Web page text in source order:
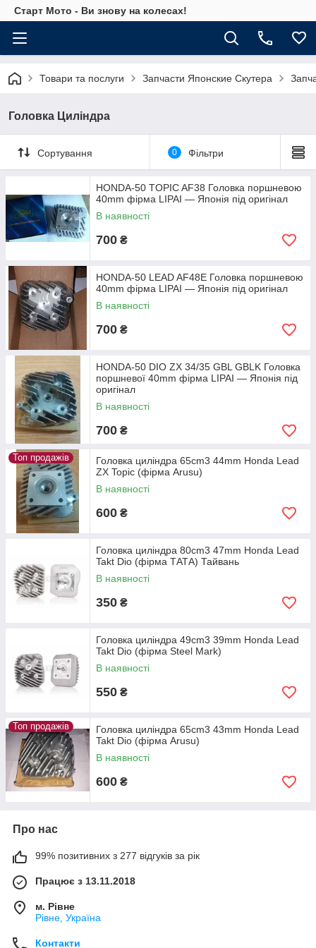
Старт Мото - Ви знову на колесах!
Товари та послуги Запчасти Японские Скутера
Головка Циліндра
Сортування 0 Фільтри
HONDA-50 TOPIC AF38 Головка поршневою
40mm фірма LIPAI — Японія під оригінал
В наявності
700 ₴
HONDA-50 LEAD AF48E Головка поршневою
40mm фірма LIPAI — Японія під оригінал
В наявності
700 ₴
HONDA-50 DIO ZX 34/35 GBL GBLK Головка
поршневої 40mm фірма LIPAI — Японія під
оригінал
В наявності
700 ₴
Топ продажів
Головка циліндра 65cm3 44mm Honda Lead
ZX Topic (фірма Arusu)
В наявності
600 ₴
Головка циліндра 80cm3 47mm Honda Lead
Takt Dio (фірма ТАТА) Тайвань
В наявності
350 ₴
Головка циліндра 49cm3 39mm Honda Lead
Takt Dio (фірма Steel Mark)
В наявності
550 ₴
Топ продажів
Головка циліндра 65cm3 43mm Honda Lead
Takt Dio (фірма Arusu)
В наявності
600 ₴
Про нас
99% позитивних з 277 відгуків за рік
Працює з 13.11.2018
м. Рівне
Рівне, Україна
Контакти